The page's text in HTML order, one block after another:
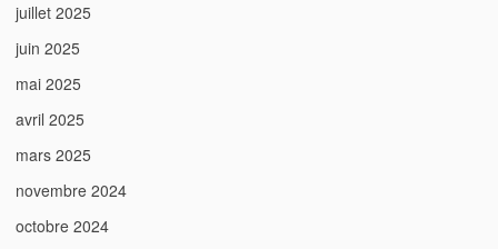
juillet 2025
juin 2025
mai 2025
avril 2025
mars 2025
novembre 2024
octobre 2024